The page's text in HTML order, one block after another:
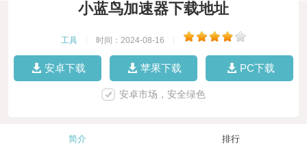
小蓝鸟加速器下载地址
工具 时间：2024-08-16
安卓下载 苹果下载 PC下载
安卓市场，安全绿色
简介 排行